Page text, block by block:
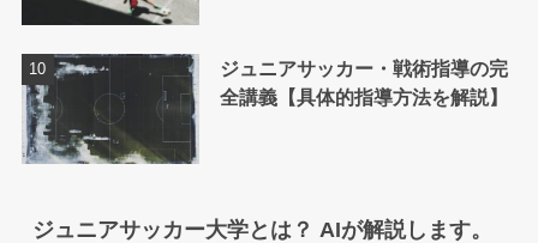
ジュニアサッカー・戦術指導の完
全講義【具体的指導方法を解説】
ジュニアサッカー大学とは？ AIが解説します。